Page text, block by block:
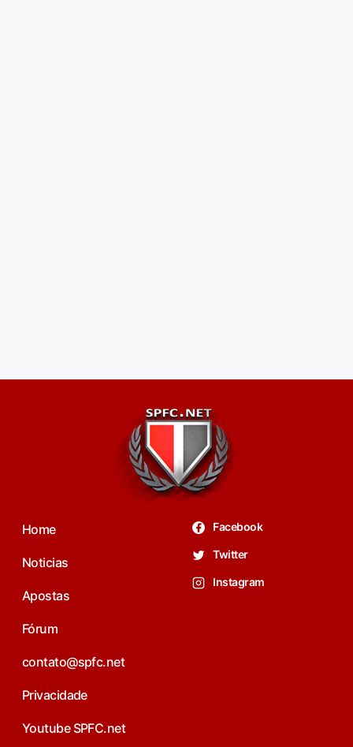
Home
Noticias
Apostas
Fórum
contato@spfc.net
Privacidade
Youtube SPFC.net
Facebook
Twitter
Instagram